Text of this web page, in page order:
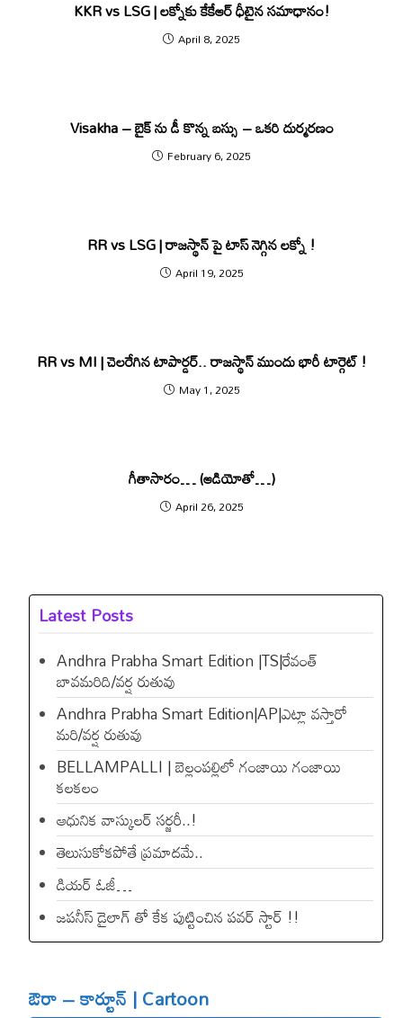
KKR vs LSG | లక్నోకు కేకేఆర్ ధీటైన సమాధానం!
April 8, 2025
Visakha – బైక్ ను డీ కొన్న బస్సు – ఒకరి దుర్మరణం
February 6, 2025
RR vs LSG | రాజ‌స్థాన్ పై టాస్ నెగ్గిన ల‌క్నో !
April 19, 2025
RR vs MI | చెలరేగిన టాపార్డర్.. రాజస్థాన్ ముందు భారీ టార్గెట్ !
May 1, 2025
గీతాసారం… (ఆడియోతో…)
April 26, 2025
Latest Posts
Andhra Prabha Smart Edition |TS|రేవంత్​
బావమరిది/వర్ష రుతువు
Andhra Prabha Smart Edition|AP|ఎట్లా వస్తారో
మరి/వర్ష రుతువు
BELLAMPALLI | బెల్లంపల్లిలో గంజాయి గంజాయి
కలకలం
ఆధునిక వాస్కులర్ సర్జరీ..!
తెలుసుకోకపోతే ప్రమాదమే..
డియ‌ర్ ఓజీ…
జపనీస్ డైలాగ్ తో కేక పుట్టించిన ప‌వ‌ర్ స్టార్ !!
ఔరా – కార్టూన్ | Cartoon